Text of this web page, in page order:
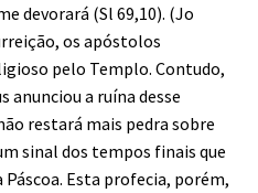
devorará (Sl 69,10). (Jo
os apóstolos
pelo Templo. Contudo,
anunciou a ruína desse
restará mais pedra sobre
sinal dos tempos finais que
Esta profecia, porém,